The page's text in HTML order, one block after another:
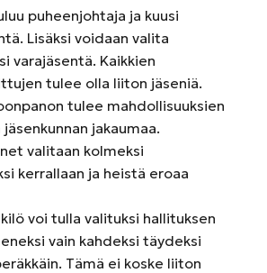
puheenjohtaja ja kuusi
Lisäksi voidaan valita
varajäsentä. Kaikkien
tulee olla liiton jäseniä.
tulee mahdollisuuksien
jakaumaa.
valitaan kolmeksi
kerrallaan ja heistä eroaa
voi tulla valituksi hallituksen
vain kahdeksi täydeksi
Tämä ei koske liiton